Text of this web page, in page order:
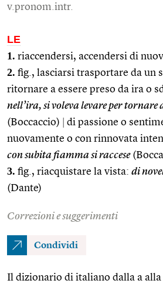
v.pronom.intr.
LE
1. riaccendersi, accendersi di
2. fig., lasciarsi trasportare da un
ritornare a essere preso da ira o
nell’ira, si voleva levare per tornare
(Boccaccio)
di passione o
nuovamente o con rinnovata
con subita fiamma si raccese
3. fig., riacquistare la vista: di
(Dante)
Correzioni e suggerimenti
Condividi
Il dizionario di italiano dalla a alla